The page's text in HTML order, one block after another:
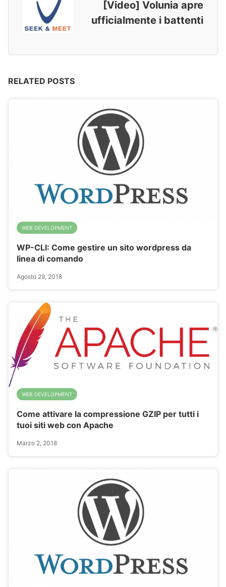
[Video] Volunia apre
ufficialmente i battenti
RELATED POSTS
WEB DEVELOPMENT
WP-CLI: Come gestire un sito wordpress da
linea di comando
Agosto 29, 2018
WEB DEVELOPMENT
Come attivare la compressione GZIP per tutti i
tuoi siti web con Apache
Marzo 2, 2018